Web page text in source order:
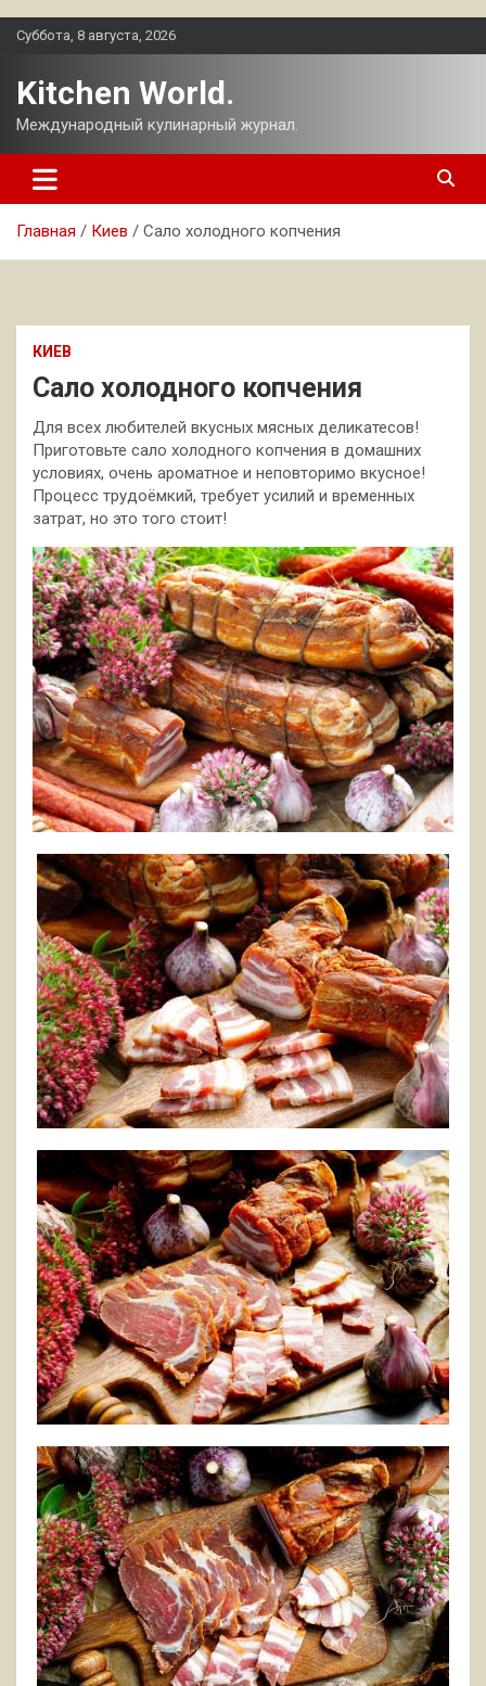
Перейти
Суббота, 8 августа, 2026
Kitchen World.
Международный кулинарный журнал.
Главная Киев Сало холодного копчения
КИЕВ
Сало холодного копчения
Для всех любителей вкусных мясных деликатесов!
Приготовьте сало холодного копчения в домашних
условиях, очень ароматное и неповторимо вкусное!
Процесс трудоёмкий, требует усилий и временных
затрат, но это того стоит!